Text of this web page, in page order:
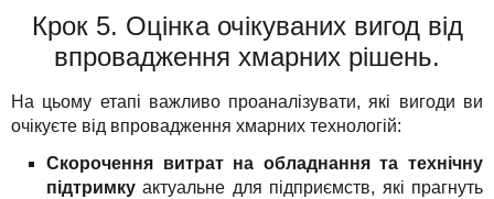
Крок 5. Оцінка очікуваних вигод від
впровадження хмарних рішень.
На цьому етапі важливо проаналізувати, які вигоди ви
очікуєте від впровадження хмарних технологій:
Скорочення витрат на обладнання та технічну
підтримку актуальне для підприємств, які прагнуть